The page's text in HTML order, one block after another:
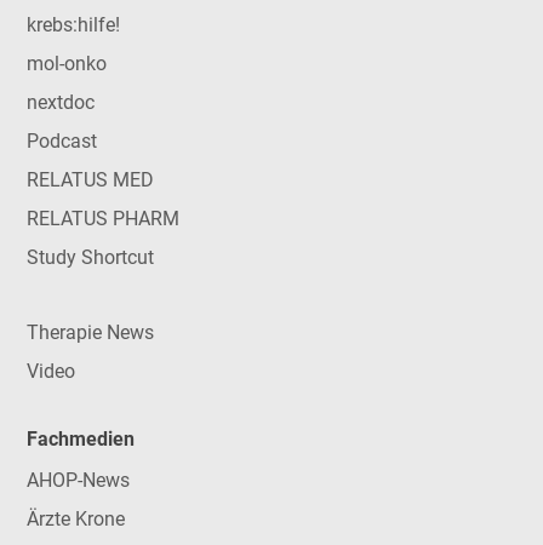
krebs:hilfe!
mol-onko
nextdoc
Podcast
RELATUS MED
RELATUS PHARM
Study Shortcut
Therapie News
Video
Fachmedien
AHOP-News
Ärzte Krone